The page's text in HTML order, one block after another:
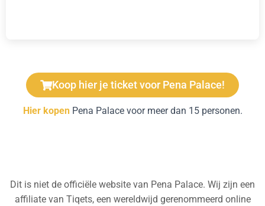
Koop hier je ticket voor Pena Palace!
Hier kopenPena Palace voor meer dan 15 personen.
Dit is niet de officiële website van Pena Palace. Wij zijn een
affiliate van Tiqets, een wereldwijd gerenommeerd online